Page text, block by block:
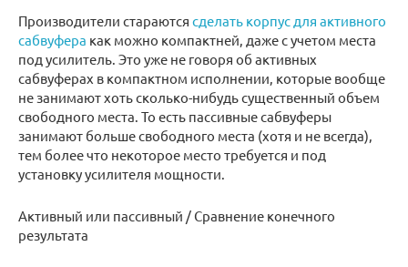
Производители стараются сделать корпус для активного
сабвуфера как можно компактней, даже с учетом места
под усилитель. Это уже не говоря об активных
сабвуферах в компактном исполнении, которые вообще
не занимают хоть сколько-нибудь существенный объем
свободного места. То есть пассивные сабвуферы
занимают больше свободного места (хотя и не всегда),
тем более что некоторое место требуется и под
установку усилителя мощности.
Активный или пассивный / Сравнение конечного
результата